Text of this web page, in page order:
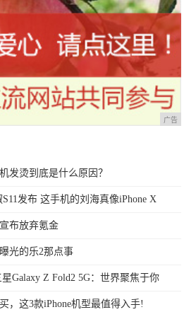
广告
发烫到底是什么原因？
发布 这手机的刘海真像iPhone X
布放弃氪金
光的乐2那点事
Galaxy Z Fold2 5G：世界聚焦于你
，这3款iPhone机型最值得入手!